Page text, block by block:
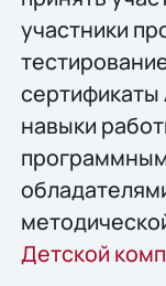
участники
навыки
Детской